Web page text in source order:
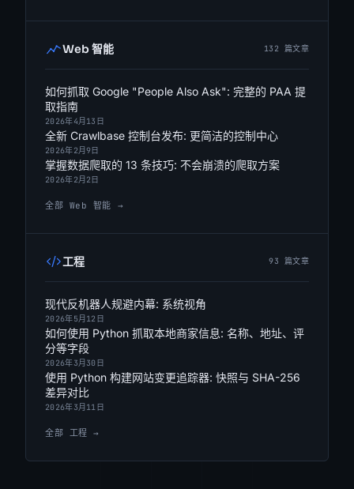
Web 智能 132 篇文章
如何抓取 Google "People Also Ask": 完整的 PAA 提
取指南
2026年4月13日
全新 Crawlbase 控制台发布: 更简洁的控制中心
2026年2月9日
掌握数据爬取的 13 条技巧: 不会崩溃的爬取方案
2026年2月2日
全部 Web 智能 →
工程 93 篇文章
现代反机器人规避内幕: 系统视角
2026年5月12日
如何使用 Python 抓取本地商家信息: 名称、地址、评
分等字段
2026年3月30日
使用 Python 构建网站变更追踪器: 快照与 SHA-256
差异对比
2026年3月11日
全部 工程 →